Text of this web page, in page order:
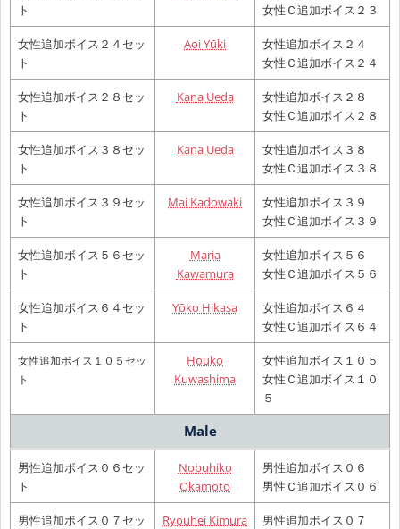
ト
女性Ｃ追加ボイス２３
女性追加ボイス２４セッ
ト
Aoi Yūki
女性追加ボイス２４
女性Ｃ追加ボイス２４
女性追加ボイス２８セッ
ト
Kana Ueda
女性追加ボイス２８
女性Ｃ追加ボイス２８
女性追加ボイス３８セッ
ト
Kana Ueda
女性追加ボイス３８
女性Ｃ追加ボイス３８
女性追加ボイス３９セッ
ト
Mai Kadowaki
女性追加ボイス３９
女性Ｃ追加ボイス３９
女性追加ボイス５６セッ
ト
Maria
Kawamura
女性追加ボイス５６
女性Ｃ追加ボイス５６
女性追加ボイス６４セッ
ト
Yōko Hikasa
女性追加ボイス６４
女性Ｃ追加ボイス６４
女性追加ボイス１０５セッ
ト
Houko
Kuwashima
女性追加ボイス１０５
女性Ｃ追加ボイス１０
５
Male
男性追加ボイス０６セッ
ト
Nobuhiko
Okamoto
男性追加ボイス０６
男性Ｃ追加ボイス０６
男性追加ボイス０７セッ
Ryouhei Kimura
男性追加ボイス０７